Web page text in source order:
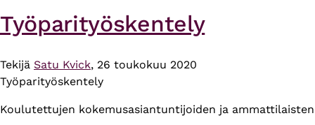
Työparityöskentely
Tekijä Satu Kvick, 26 toukokuu 2020
Työparityöskentely
Koulutettujen kokemusasiantuntijoiden ja